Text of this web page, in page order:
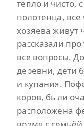
тепло и чисто,
полотенца,
хозяева живут
рассказали
все вопросы.
деревни, дети
и купания.
коров, были
расположена